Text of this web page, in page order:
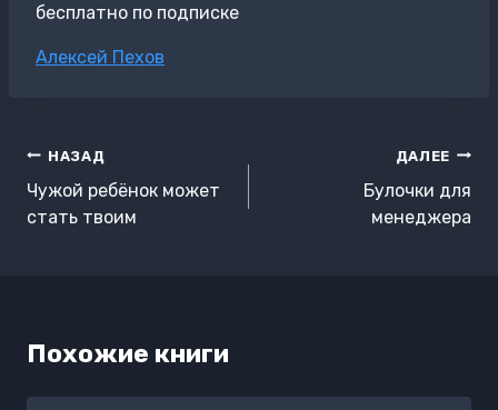
бесплатно по подписке
Метки
Алексей Пехов
Навигация
по
записям
НАЗАД
Чужой ребёнок может
стать твоим
ДАЛЕЕ
Булочки для
менеджера
Похожие книги